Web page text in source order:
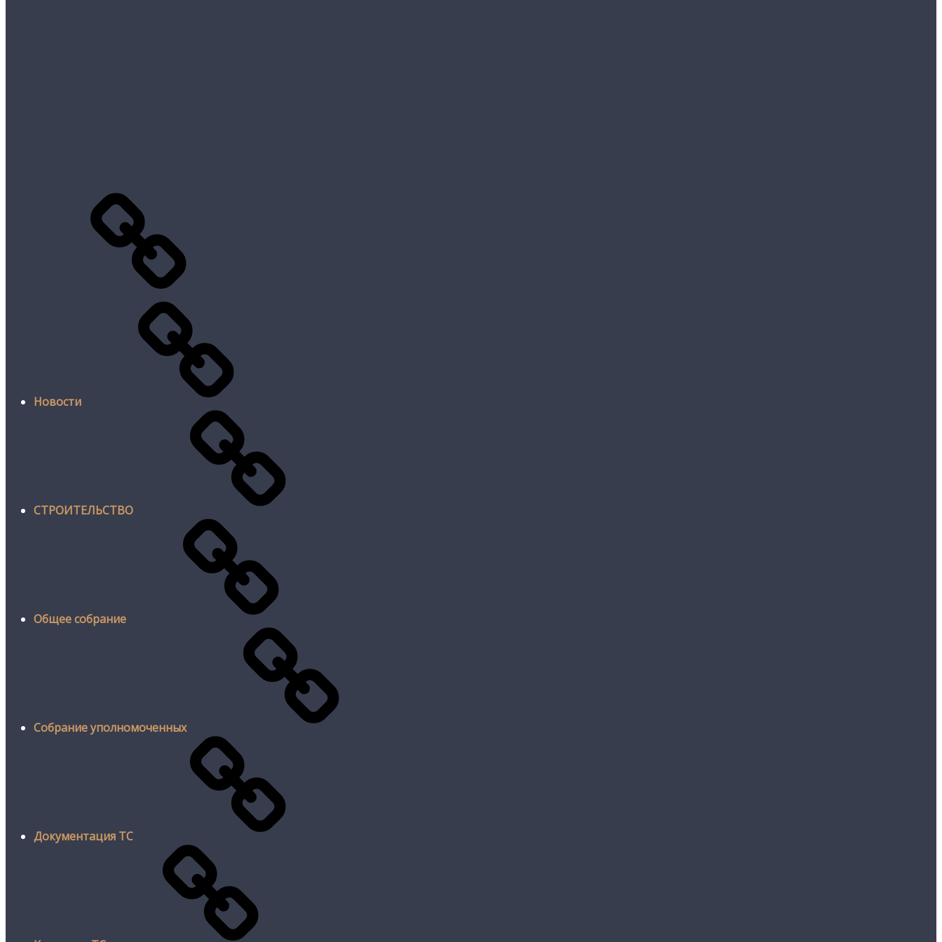
Новости
СТРОИТЕЛЬСТВО
Общее собрание
Собрание уполномоченных
Документация ТС